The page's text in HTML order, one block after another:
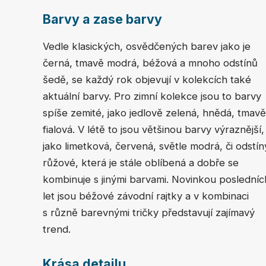
Barvy a zase barvy
Vedle klasických, osvědčených barev jako je
černá, tmavě modrá, béžová a mnoho odstínů
šedě, se každý rok objevují v kolekcích také
aktuální barvy. Pro zimní kolekce jsou to barvy
spíše zemité, jako jedlově zelená, hnědá, tmavě
fialová. V létě to jsou většinou barvy výraznější,
jako limetková, červená, světle modrá, či
růžové, která je stále oblíbená a dobře se
kombinuje s jinými barvami. Novinkou
let jsou béžové závodní rajtky a v kombinaci
s různě barevnými tričky představují zajímavý
trend.